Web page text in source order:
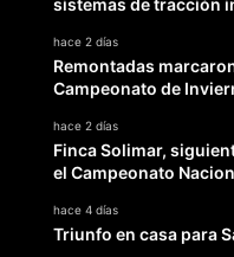
hace 2 días
Remontadas
Campeonato de
hace 2 días
Finca Solimar,
el Campeonato
hace 4 días
Triunfo en casa para